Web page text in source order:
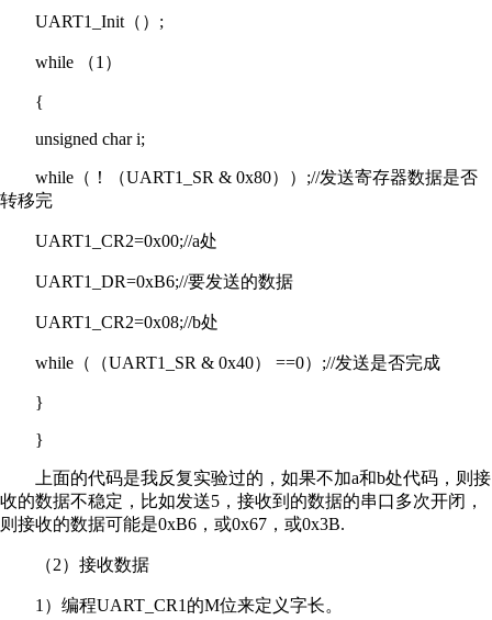
UART1_Init（）;
while （1）
{
unsigned char i;
while（！（UART1_SR & 0x80））;//发送寄存器数据是否
转移完
UART1_CR2=0x00;//a处
UART1_DR=0xB6;//要发送的数据
UART1_CR2=0x08;//b处
while（（UART1_SR & 0x40） ==0）;//发送是否完成
}
}
上面的代码是我反复实验过的，如果不加a和b处代码，则接
收的数据不稳定，比如发送5，接收到的数据的串口多次开闭，
则接收的数据可能是0xB6，或0x67，或0x3B.
（2）接收数据
1）编程UART_CR1的M位来定义字长。